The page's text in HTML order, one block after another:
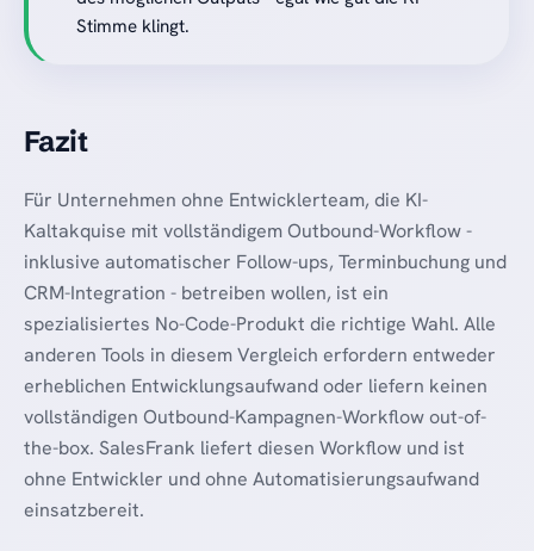
Stimme klingt.
Fazit
Für Unternehmen ohne Entwicklerteam, die KI-
Kaltakquise mit vollständigem Outbound-Workflow -
inklusive automatischer Follow-ups, Terminbuchung und
CRM-Integration - betreiben wollen, ist ein
spezialisiertes No-Code-Produkt die richtige Wahl. Alle
anderen Tools in diesem Vergleich erfordern entweder
erheblichen Entwicklungsaufwand oder liefern keinen
vollständigen Outbound-Kampagnen-Workflow out-of-
the-box. SalesFrank liefert diesen Workflow und ist
ohne Entwickler und ohne Automatisierungsaufwand
einsatzbereit.